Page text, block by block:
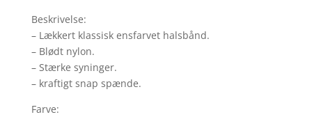
Beskrivelse:
– Lækkert klassisk ensfarvet halsbånd.
– Blødt nylon.
– Stærke syninger.
– kraftigt snap spænde.
Farve: